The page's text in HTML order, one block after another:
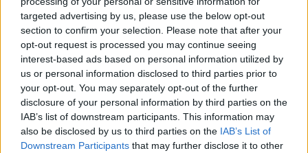
targeted advertising by us, please use the below opt-out
section to confirm your selection. Please note that after your
opt-out request is processed you may continue seeing
interest-based ads based on personal information utilized by
us or personal information disclosed to third parties prior to
your opt-out. You may separately opt-out of the further
disclosure of your personal information by third parties on the
IAB’s list of downstream participants. This information may
also be disclosed by us to third parties on the IAB’s List of
Downstream Participants that may further disclose it to other
sem bír kimászni, és akinek az első
intézkedése az volt, hogy megfossza
hatáskörétől Eberhard Zornt, a védelmi
politika fentebb idézett kritikusát. Helyette
a honvédelmi főtanácsadó egy nő lesz, akit
úgy látszik baráti szálak fűznek a
miniszterasszonyhoz.